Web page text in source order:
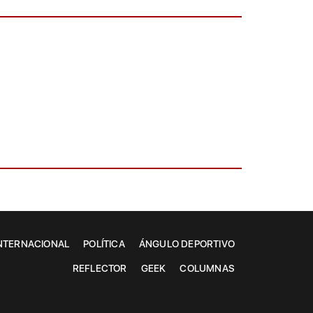
POLÍTICA ÁNGULO DEPORTIVO
REFLECTOR GEEK COLUMNAS